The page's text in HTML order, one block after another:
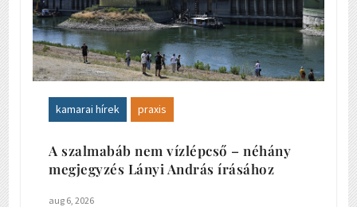
kamarai hírek praxis
A szalmabáb nem vízlépcső – néhány
megjegyzés Lányi András írásához
aug 6, 2026